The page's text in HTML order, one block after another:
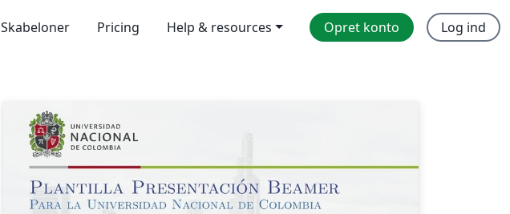
Skabeloner Pricing Help & resources Opret konto Log ind